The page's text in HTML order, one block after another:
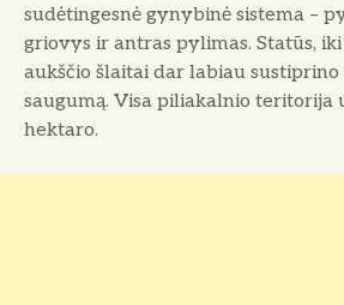
sudėtingesnė gynybinė sistema –
griovys ir antras pylimas. Statūs,
aukščio šlaitai dar labiau sustiprino
saugumą. Visa piliakalnio teritorija
hektaro.